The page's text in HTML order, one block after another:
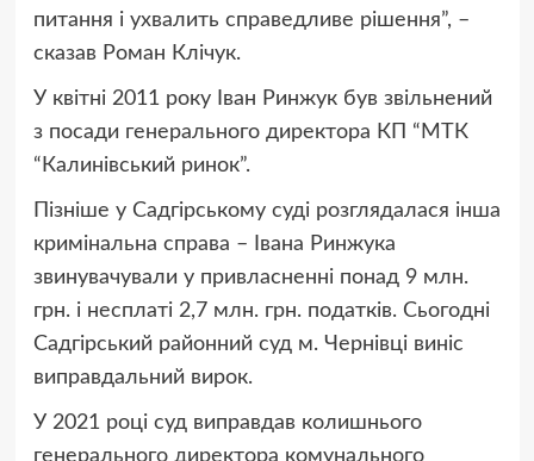
питання і ухвалить справедливе рішення”, –
сказав Роман Клічук.
У квітні 2011 року Іван Ринжук був звільнений
з посади генерального директора КП “МТК
“Калинівський ринок”.
Пізніше у Садгірському суді розглядалася інша
кримінальна справа – Івана Ринжука
звинувачували у привласненні понад 9 млн.
грн. і несплаті 2,7 млн. грн. податків. Сьогодні
Садгірський районний суд м. Чернівці виніс
виправдальний вирок.
У 2021 році суд виправдав колишнього
генерального директора комунального